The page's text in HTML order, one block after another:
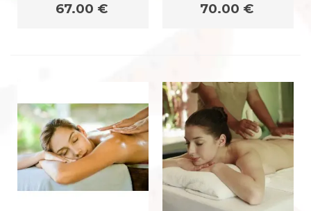
67.00 € 70.00 €